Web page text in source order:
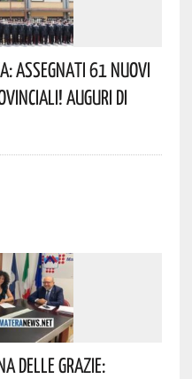
Assegnati 61 Nuovi
Auguri Di
Delle Grazie: